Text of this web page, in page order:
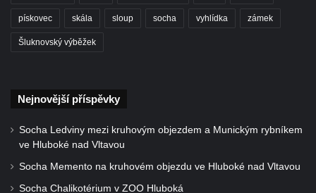
pískovec skála sloup socha vyhlídka zámek
Šluknovský výběžek
Nejnovější příspěvky
Socha Ledviny mezi kruhovým objezdem a Munickým rybníkem
ve Hluboké nad Vltavou
Socha Memento na kruhovém objezdu ve Hluboké nad Vltavou
Socha Chalikotérium v ZOO Hluboká